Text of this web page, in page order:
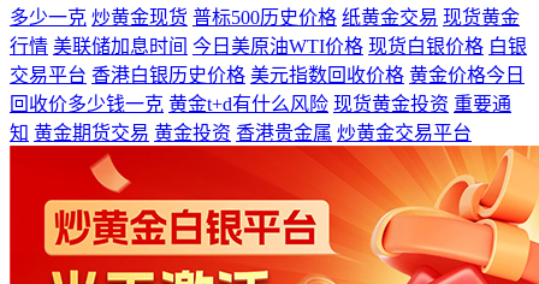
多少一克 炒黄金现货 普标500历史价格 纸黄金交易 现货黄金
行情 美联储加息时间 今日美原油WTI价格 现货白银价格 白银
交易平台 香港白银历史价格 美元指数回收价格 黄金价格今日
回收价多少钱一克 黄金t+d有什么风险 现货黄金投资 重要通
知 黄金期货交易 黄金投资 香港贵金属 炒黄金交易平台